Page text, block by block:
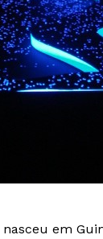
nasceu em